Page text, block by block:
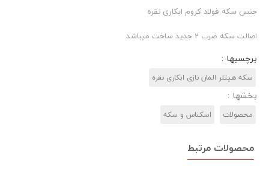
جنس سکه فولاد کروم ابکاری نقره
اصالت سکه ضرب 2 جدید ساخت میباشد
برچسبها :
سکه هیتلر المان نازی ابکاری نقره
بخشها :
محصولات اسکناس و سکه
محصولات مرتبط